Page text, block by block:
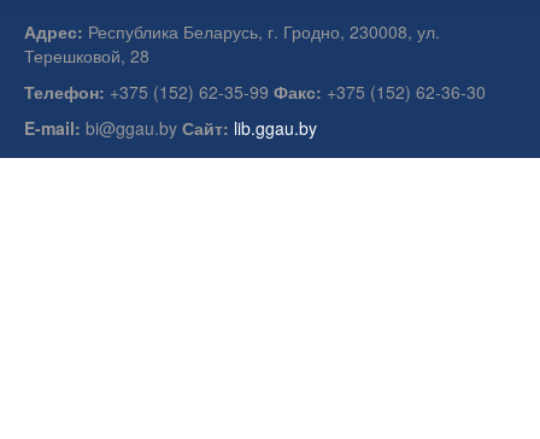
Адрес: Республика Беларусь, г. Гродно, 230008, ул.
Терешковой, 28
Телефон: +375 (152) 62-35-99 Факс: +375 (152) 62-36-30
E-mail: bi@ggau.by Сайт: lib.ggau.by